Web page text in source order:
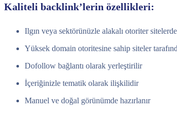
Kaliteli backlink’lerin özellikleri:
Ilgın veya sektörünüzle alakalı otoriter
Yüksek domain otoritesine sahip siteler
Dofollow bağlantı olarak yerleştirilir
İçeriğinizle tematik olarak ilişkilidir
Manuel ve doğal görünümde hazırlanır